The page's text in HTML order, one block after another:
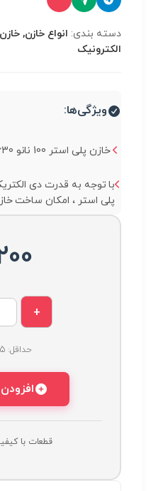
دسته بندی: انواع خازن,
الکترونیک
ویژگی‌ها:
خازن پلی استر 100 نانو 630 ولت...
با توجه به قدرت دی
پلی استر ، امکان ساخت
+
حداقل: 5 - حداکثر: 999
قطعات با